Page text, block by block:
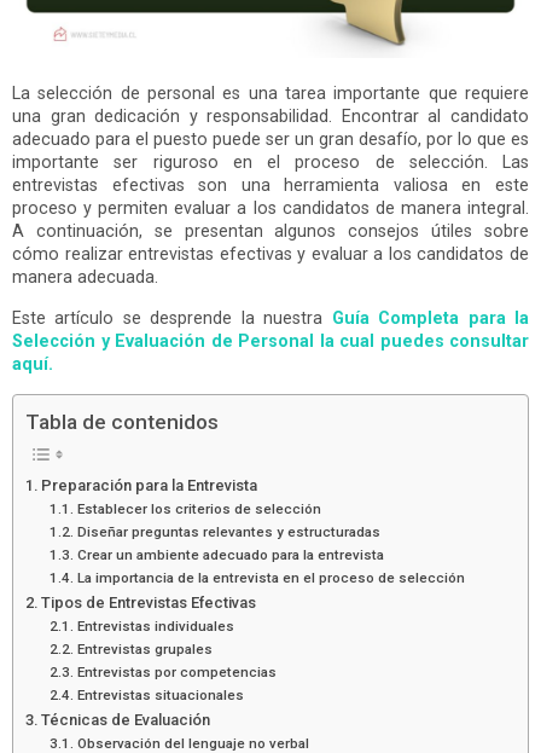
La selección de personal es una tarea importante que requiere
una gran dedicación y responsabilidad. Encontrar al candidato
adecuado para el puesto puede ser un gran desafío, por lo que es
importante ser riguroso en el proceso de selección. Las
entrevistas efectivas son una herramienta valiosa en este
proceso y permiten evaluar a los candidatos de manera integral.
A continuación, se presentan algunos consejos útiles sobre
cómo realizar entrevistas efectivas y evaluar a los candidatos de
manera adecuada.
Este artículo se desprende la nuestra Guía Completa para la
Selección y Evaluación de Personal la cual puedes consultar
aquí.
Tabla de contenidos
Preparación para la Entrevista
Establecer los criterios de selección
Diseñar preguntas relevantes y estructuradas
Crear un ambiente adecuado para la entrevista
La importancia de la entrevista en el proceso de selección
Tipos de Entrevistas Efectivas
Entrevistas individuales
Entrevistas grupales
Entrevistas por competencias
Entrevistas situacionales
Técnicas de Evaluación
Observación del lenguaje no verbal